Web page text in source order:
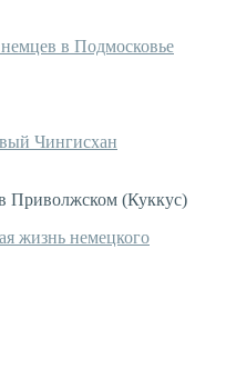
немцев в Подмосковье
Чингисхан
жизнь немецкого